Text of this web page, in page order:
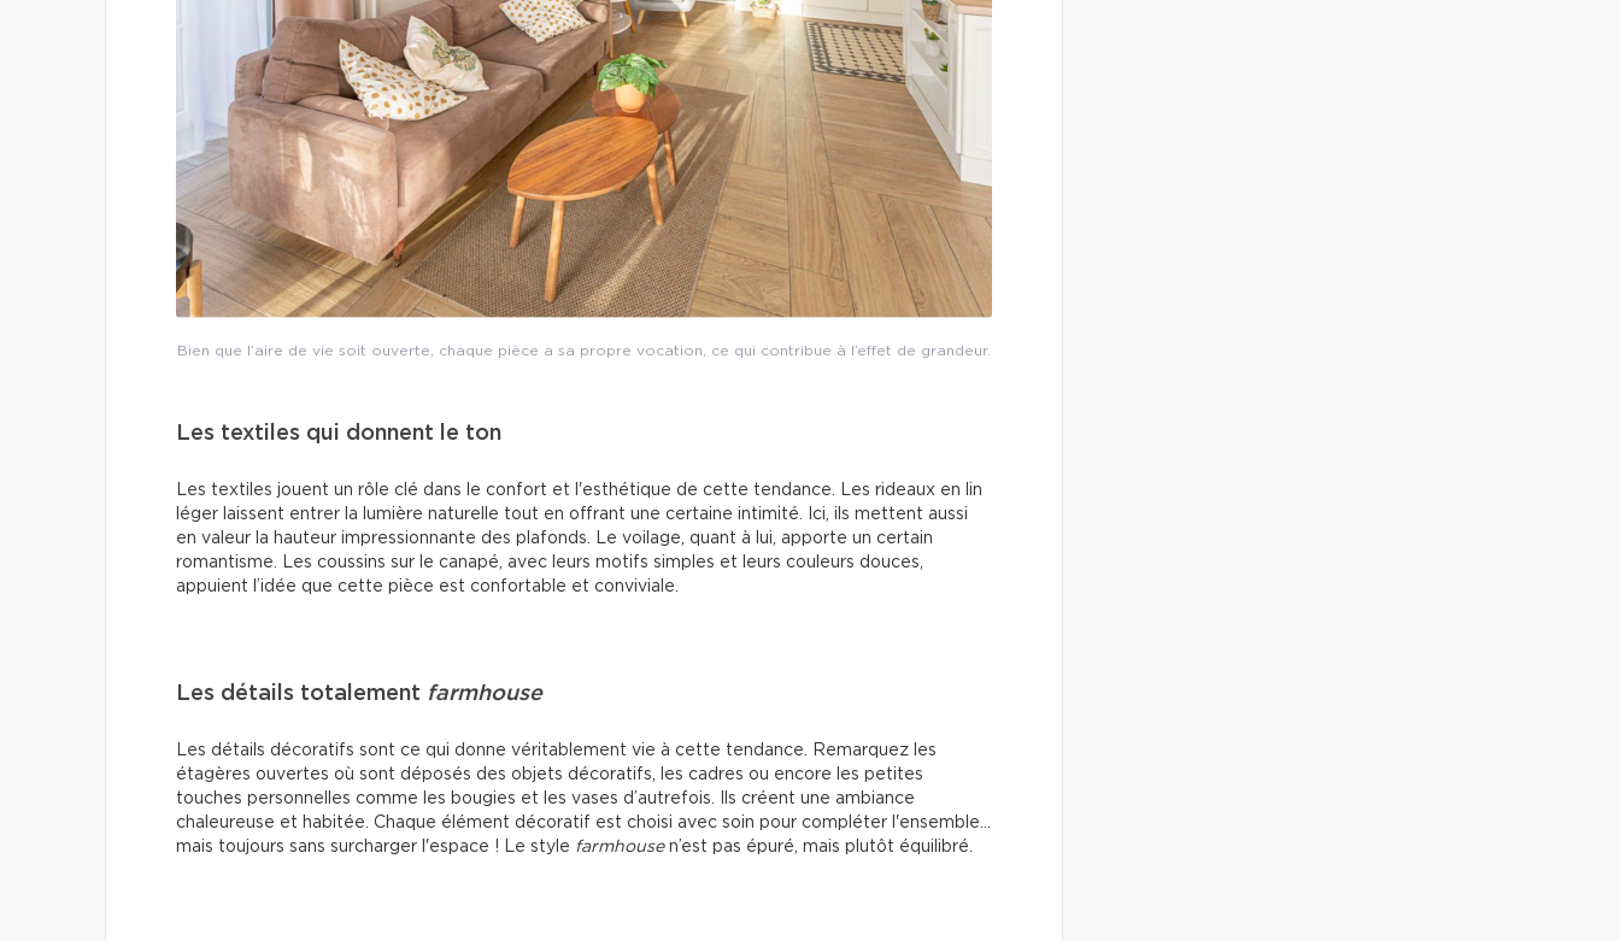
Bien que l’aire de vie soit ouverte, chaque pièce a sa propre vocation, ce qui contribue à l’effet de grandeur.
Les textiles qui donnent le ton
Les textiles jouent un rôle clé dans le confort et l'esthétique de cette tendance. Les rideaux en lin
léger laissent entrer la lumière naturelle tout en offrant une certaine intimité. Ici, ils mettent aussi
en valeur la hauteur impressionnante des plafonds. Le voilage, quant à lui, apporte un certain
romantisme. Les coussins sur le canapé, avec leurs motifs simples et leurs couleurs douces,
appuient l’idée que cette pièce est confortable et conviviale.
Les détails totalement farmhouse
Les détails décoratifs sont ce qui donne véritablement vie à cette tendance. Remarquez les
étagères ouvertes où sont déposés des objets décoratifs, les cadres ou encore les petites
touches personnelles comme les bougies et les vases d’autrefois. Ils créent une ambiance
chaleureuse et habitée. Chaque élément décoratif est choisi avec soin pour compléter l'ensemble…
mais toujours sans surcharger l'espace ! Le style farmhousen’est pas épuré, mais plutôt équilibré.